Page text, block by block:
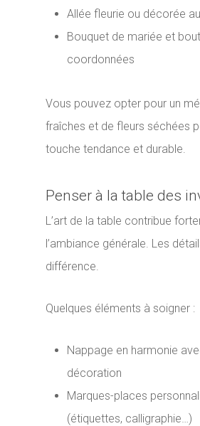
Allée fleurie ou décorée
Bouquet de mariée et
coordonnées
Vous pouvez opter pour un
fraîches et de fleurs séchées
touche tendance et durable.
Penser à la table des
L’art de la table contribue
l’ambiance générale. Les
différence.
Quelques éléments à soigner :
Nappage en harmonie
décoration
Marques-places
(étiquettes, calligraphie…)